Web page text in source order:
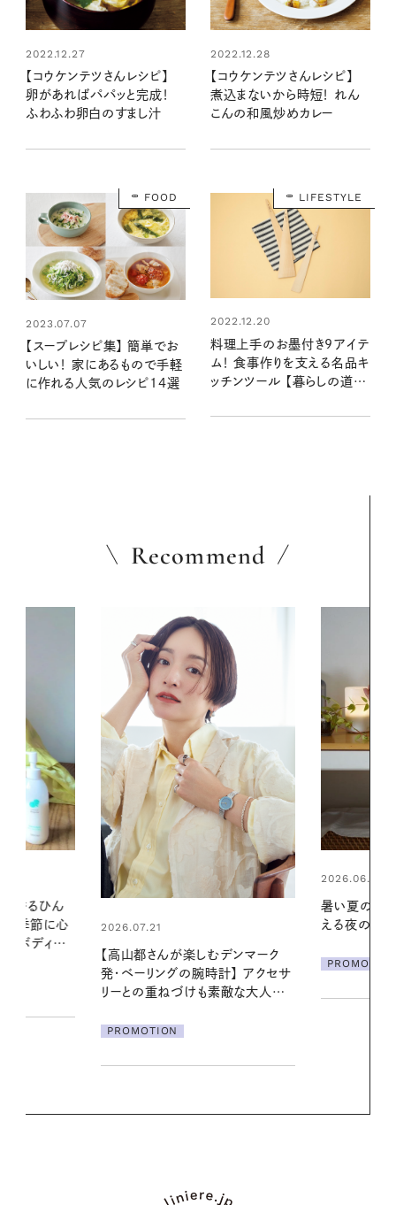
2022.12.27
【コウケンテツさんレシピ】
卵があればパパッと完成！
ふわふわ卵白のすまし汁
2022.12.28
【コウケンテツさんレシピ】
煮込まないから時短！ れん
こんの和風炒めカレー
FOOD
2023.07.07
【スープレシピ集】 簡単でお
いしい！ 家にあるもので手軽
に作れる人気のレシピ14選
LIFESTYLE
2022.12.20
料理上手のお墨付き9アイテ
ム！ 食事作りを支える名品キ
ッチンツール 【暮らしの道具
Recommend
2026.06.01
える夜の爽やかご褒美ケア
PROMOTION
2026.06.01
お出かけ前
の一日。汗ば